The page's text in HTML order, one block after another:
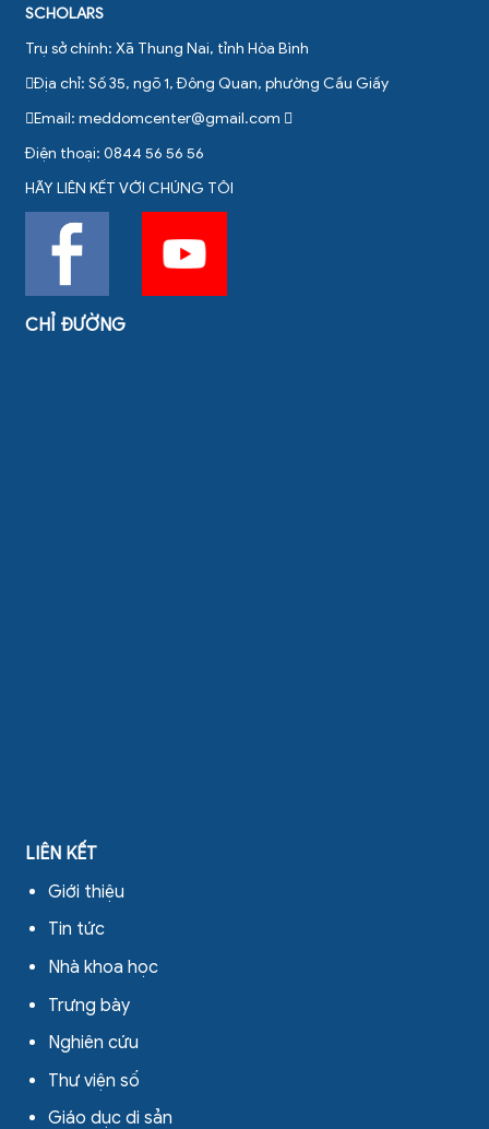
SCHOLARS
Trụ sở chính: Xã Thung Nai, tỉnh Hòa Bình
Địa chỉ: Số 35, ngõ 1, Đông Quan, phường Cầu Giấy
Email: meddomcenter@gmail.com
Điện thoại: 0844 56 56 56
HÃY LIÊN KẾT VỚI CHÚNG TÔI
CHỈ ĐƯỜNG
LIÊN KẾT
Giới thiệu
Tin tức
Nhà khoa học
Trưng bày
Nghiên cứu
Thư viện số
Giáo dục di sản